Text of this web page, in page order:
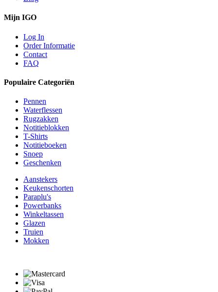
Mijn IGO
Log In
Order Informatie
Contact
FAQ
Populaire Categoriën
Pennen
Waterflessen
Rugzakken
Notitieblokken
T-Shirts
Notitieboeken
Snoep
Geschenken
Aanstekers
Keukenschorten
Paraplu's
Powerbanks
Winkeltassen
Glazen
Truien
Mokken